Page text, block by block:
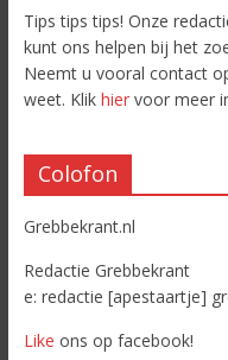
Tips tips tips! Onze
kunt ons helpen bij het
Neemt u vooral contact
weet. Klik hiervoor meer
Colofon
Grebbekrant.nl
Redactie Grebbekrant
e: redactie [apestaartje]
Like ons op facebook!